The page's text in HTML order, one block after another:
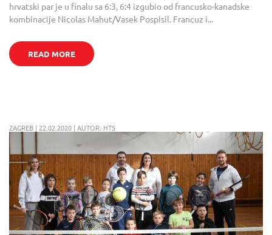
hrvatski par je u finalu sa 6:3, 6:4 izgubio od francusko-kanadske
kombinacije Nicolas Mahut/Vasek Pospisil. Francuz i...
READ MORE
ZAGREB | 22.02.2020 | AUTOR: HTS